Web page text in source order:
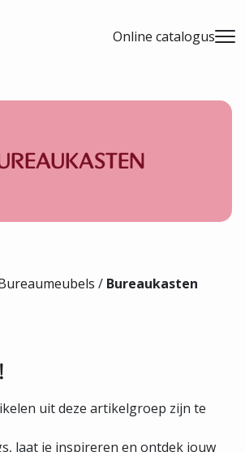
Online catalogus
/ Bureaukasten
uit deze artikelgroep zijn te
laat je inspireren en ontdek jouw